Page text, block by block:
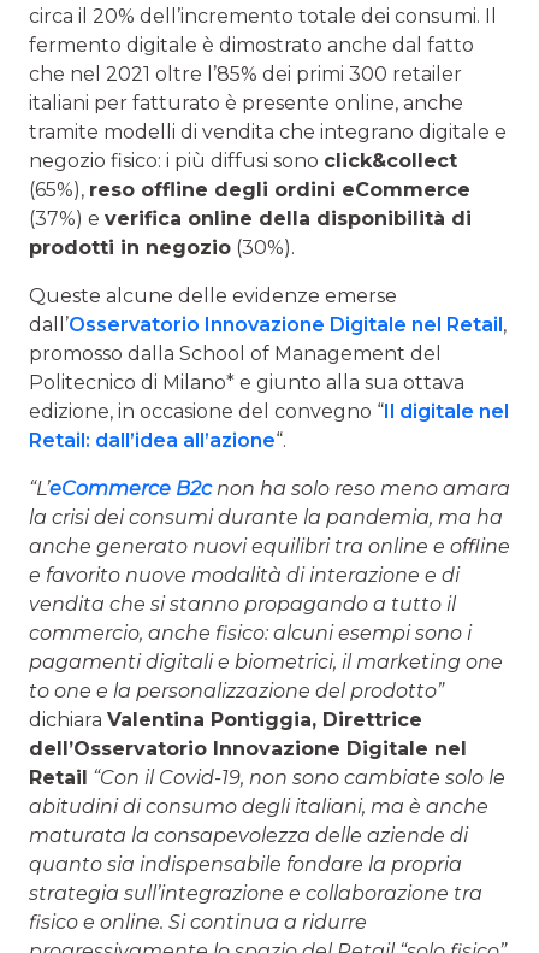
circa il 20% dell’incremento totale dei consumi. Il
fermento digitale è dimostrato anche dal fatto
che nel 2021 oltre l’85% dei primi 300 retailer
italiani per fatturato è presente online, anche
tramite modelli di vendita che integrano digitale e
negozio fisico: i più diffusi sono click&collect
(65%), reso offline degli ordini eCommerce
(37%) e verifica online della disponibilità di
prodotti in negozio (30%).
Queste alcune delle evidenze emerse
dall’Osservatorio Innovazione Digitale nel Retail,
promosso dalla School of Management del
Politecnico di Milano* e giunto alla sua ottava
edizione, in occasione del convegno “Il digitale nel
Retail: dall’idea all’azione“.
“L’eCommerce B2cnon ha solo reso meno amara
la crisi dei consumi durante la pandemia, ma ha
anche generato nuovi equilibri tra online e offline
e favorito nuove modalità di interazione e di
vendita che si stanno propagando a tutto il
commercio, anche fisico: alcuni esempi sono i
pagamenti digitali e biometrici, il marketing one
to one e la personalizzazione del prodotto”
dichiara Valentina Pontiggia, Direttrice
dell’Osservatorio Innovazione Digitale nel
Retail “Con il Covid-19, non sono cambiate solo le
abitudini di consumo degli italiani, ma è anche
maturata la consapevolezza delle aziende di
quanto sia indispensabile fondare la propria
strategia sull’integrazione e collaborazione tra
fisico e online. Si continua a ridurre